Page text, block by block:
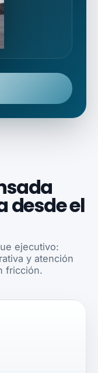
desde el
ejecutivo:
y atención
fricción.